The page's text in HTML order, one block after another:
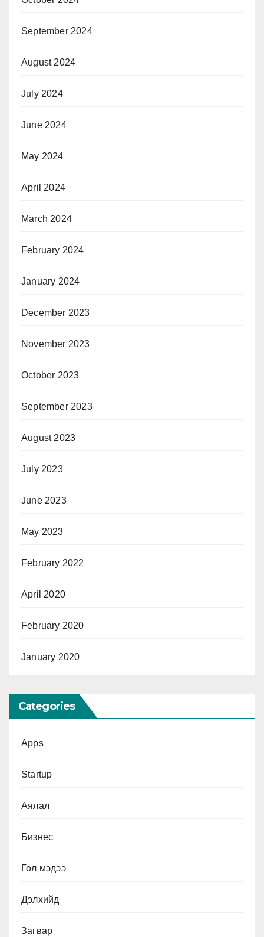
September 2024
August 2024
July 2024
June 2024
May 2024
April 2024
March 2024
February 2024
January 2024
December 2023
November 2023
October 2023
September 2023
August 2023
July 2023
June 2023
May 2023
February 2022
April 2020
February 2020
January 2020
Categories
Apps
Startup
Аялал
Бизнес
Гол мэдээ
Дэлхийд
Загвар